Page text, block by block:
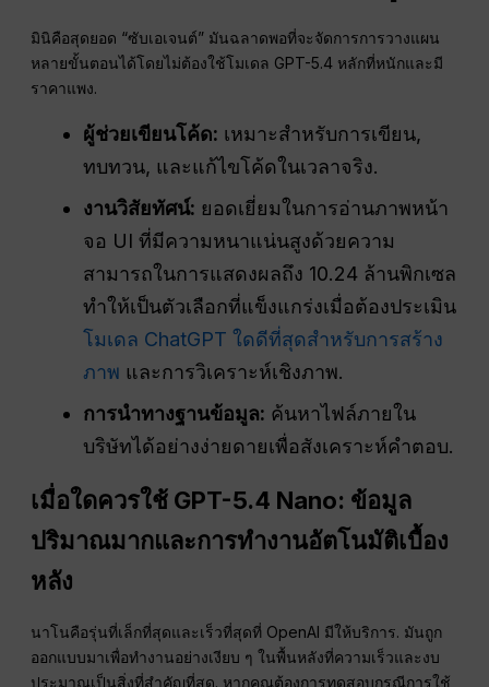
มินิคือสุดยอด “ซับเอเจนต์” มันฉลาดพอที่จะจัดการการวางแผน
หลายขั้นตอนได้โดยไม่ต้องใช้โมเดล GPT-5.4 หลักที่หนักและมี
ราคาแพง.
ผู้ช่วยเขียนโค้ด: เหมาะสำหรับการเขียน,
ทบทวน, และแก้ไขโค้ดในเวลาจริง.
งานวิสัยทัศน์: ยอดเยี่ยมในการอ่านภาพหน้า
จอ UI ที่มีความหนาแน่นสูงด้วยความ
สามารถในการแสดงผลถึง 10.24 ล้านพิกเซล
ทำให้เป็นตัวเลือกที่แข็งแกร่งเมื่อต้องประเมิน
โมเดล ChatGPT ใดดีที่สุดสำหรับการสร้าง
ภาพ และการวิเคราะห์เชิงภาพ.
การนำทางฐานข้อมูล: ค้นหาไฟล์ภายใน
บริษัทได้อย่างง่ายดายเพื่อสังเคราะห์คำตอบ.
เมื่อใดควรใช้ GPT-5.4 Nano: ข้อมูล
ปริมาณมากและการทำงานอัตโนมัติเบื้อง
หลัง
นาโนคือรุ่นที่เล็กที่สุดและเร็วที่สุดที่ OpenAI มีให้บริการ. มันถูก
ออกแบบมาเพื่อทำงานอย่างเงียบ ๆ ในพื้นหลังที่ความเร็วและงบ
ประมาณเป็นสิ่งที่สำคัญที่สุด. หากคุณต้องการทดสอบกรณีการใช้